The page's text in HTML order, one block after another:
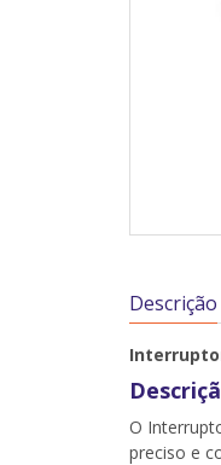
Descrição
O
preciso e